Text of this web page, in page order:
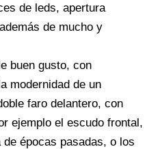
de leds, apertura
de mucho y
buen gusto, con
modernidad de un
faro delantero, con
ejemplo el escudo frontal,
épocas pasadas, o los